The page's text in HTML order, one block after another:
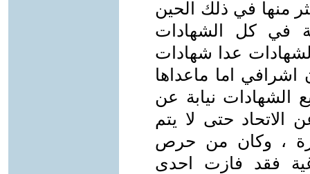
منها في ذلك الحين
في كل الشهادات
عدا شهادات
اما ماعداها
الشهادات نيابة عن
الاتحاد حتى لا يتم
، وكان من حرص
فقد فازت احدى